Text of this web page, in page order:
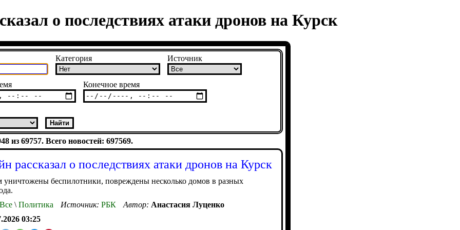
о последствиях атаки дронов на Курск
Категория Источник
Конечное время
из 69757. Всего новостей: 697569.
рассказал о последствиях атаки дронов на Курск
уничтожены беспилотники, повреждены несколько домов в разных
Все \ Политика Источник: РБК Автор: Анастасия Луценко
03:25